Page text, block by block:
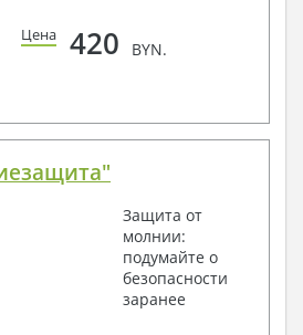
Цена 420 BYN.
Защита от
молнии:
подумайте о
безопасности
заранее